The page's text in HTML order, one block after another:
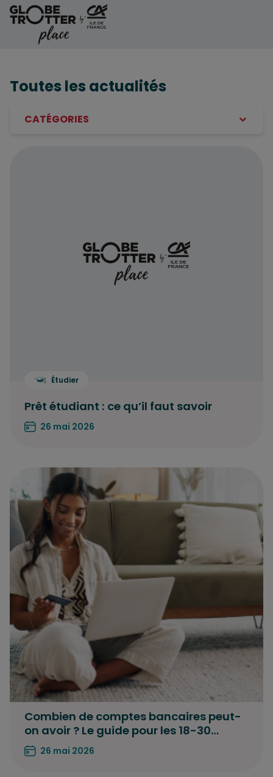
Aller au contenu
Toutes les actualités
CATÉGORIES
Étudier
Prêt étudiant : ce qu’il faut savoir
26 mai 2026
Combien de comptes bancaires peut-
on avoir ? Le guide pour les 18-30…
26 mai 2026